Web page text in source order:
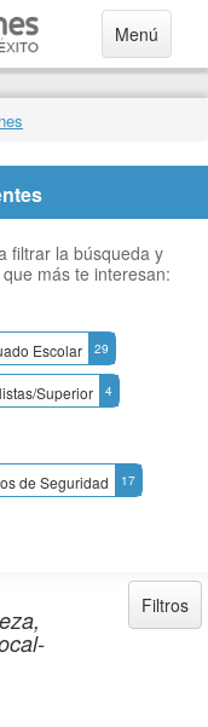
Menú
filtrar la búsqueda y
más te interesan:
Escolar 29
Superior 4
de Seguridad 17
Filtros